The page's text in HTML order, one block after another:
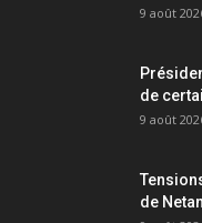
9 août
de
9 août
de